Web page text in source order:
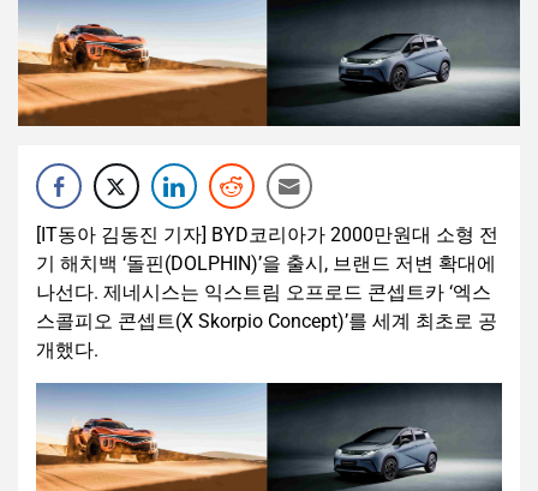
[IT동아 김동진 기자] BYD코리아가 2000만원대 소형 전
기 해치백 ‘돌핀(DOLPHIN)’을 출시, 브랜드 저변 확대에
나선다. 제네시스는 익스트림 오프로드 콘셉트카 ‘엑스
스콜피오 콘셉트(X Skorpio Concept)’를 세계 최초로 공
개했다.